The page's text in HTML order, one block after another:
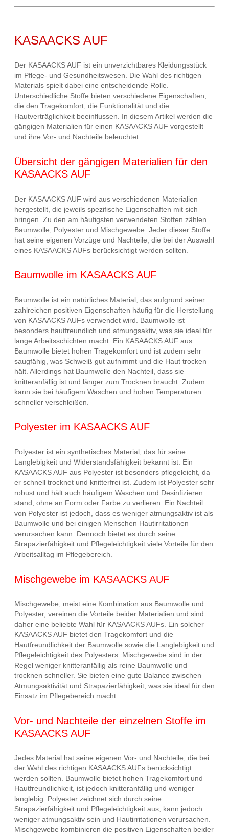
KASAACKS AUF
Der KASAACKS AUF ist ein unverzichtbares Kleidungsstück
im Pflege- und Gesundheitswesen. Die Wahl des richtigen
Materials spielt dabei eine entscheidende Rolle.
Unterschiedliche Stoffe bieten verschiedene Eigenschaften,
die den Tragekomfort, die Funktionalität und die
Hautverträglichkeit beeinflussen. In diesem Artikel werden die
gängigen Materialien für einen KASAACKS AUF vorgestellt
und ihre Vor- und Nachteile beleuchtet.
Übersicht der gängigen Materialien für den
KASAACKS AUF
Der KASAACKS AUF wird aus verschiedenen Materialien
hergestellt, die jeweils spezifische Eigenschaften mit sich
bringen. Zu den am häufigsten verwendeten Stoffen zählen
Baumwolle, Polyester und Mischgewebe. Jeder dieser Stoffe
hat seine eigenen Vorzüge und Nachteile, die bei der Auswahl
eines KASAACKS AUFs berücksichtigt werden sollten.
Baumwolle im KASAACKS AUF
Baumwolle ist ein natürliches Material, das aufgrund seiner
zahlreichen positiven Eigenschaften häufig für die Herstellung
von KASAACKS AUFs verwendet wird. Baumwolle ist
besonders hautfreundlich und atmungsaktiv, was sie ideal für
lange Arbeitsschichten macht. Ein KASAACKS AUF aus
Baumwolle bietet hohen Tragekomfort und ist zudem sehr
saugfähig, was Schweiß gut aufnimmt und die Haut trocken
hält. Allerdings hat Baumwolle den Nachteil, dass sie
knitteranfällig ist und länger zum Trocknen braucht. Zudem
kann sie bei häufigem Waschen und hohen Temperaturen
schneller verschleißen.
Polyester im KASAACKS AUF
Polyester ist ein synthetisches Material, das für seine
Langlebigkeit und Widerstandsfähigkeit bekannt ist. Ein
KASAACKS AUF aus Polyester ist besonders pflegeleicht, da
er schnell trocknet und knitterfrei ist. Zudem ist Polyester sehr
robust und hält auch häufigem Waschen und Desinfizieren
stand, ohne an Form oder Farbe zu verlieren. Ein Nachteil
von Polyester ist jedoch, dass es weniger atmungsaktiv ist als
Baumwolle und bei einigen Menschen Hautirritationen
verursachen kann. Dennoch bietet es durch seine
Strapazierfähigkeit und Pflegeleichtigkeit viele Vorteile für den
Arbeitsalltag im Pflegebereich.
Mischgewebe im KASAACKS AUF
Mischgewebe, meist eine Kombination aus Baumwolle und
Polyester, vereinen die Vorteile beider Materialien und sind
daher eine beliebte Wahl für KASAACKS AUFs. Ein solcher
KASAACKS AUF bietet den Tragekomfort und die
Hautfreundlichkeit der Baumwolle sowie die Langlebigkeit und
Pflegeleichtigkeit des Polyesters. Mischgewebe sind in der
Regel weniger knitteranfällig als reine Baumwolle und
trocknen schneller. Sie bieten eine gute Balance zwischen
Atmungsaktivität und Strapazierfähigkeit, was sie ideal für den
Einsatz im Pflegebereich macht.
Vor- und Nachteile der einzelnen Stoffe im
KASAACKS AUF
Jedes Material hat seine eigenen Vor- und Nachteile, die bei
der Wahl des richtigen KASAACKS AUFs berücksichtigt
werden sollten. Baumwolle bietet hohen Tragekomfort und
Hautfreundlichkeit, ist jedoch knitteranfällig und weniger
langlebig. Polyester zeichnet sich durch seine
Strapazierfähigkeit und Pflegeleichtigkeit aus, kann jedoch
weniger atmungsaktiv sein und Hautirritationen verursachen.
Mischgewebe kombinieren die positiven Eigenschaften beider